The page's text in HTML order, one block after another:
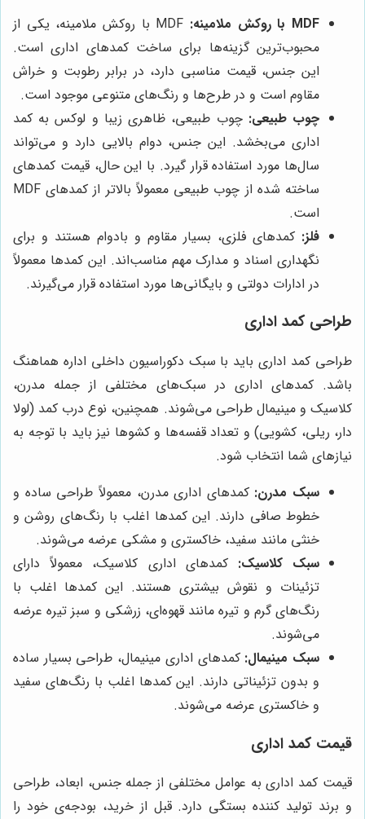
MDF با روکش ملامینه:
MDF با روکش ملامینه، یکی از
محبوب‌ترین گزینه‌ها برای ساخت کمدهای اداری است.
این جنس، قیمت مناسبی دارد، در برابر رطوبت و خراش
مقاوم است و در طرح‌ها و رنگ‌های متنوعی موجود است.
چوب طبیعی: چوب طبیعی، ظاهری زیبا و لوکس به کمد
اداری می‌بخشد. این جنس، دوام بالایی دارد و می‌تواند
سال‌ها مورد استفاده قرار گیرد. با این حال، قیمت کمدهای
ساخته شده از چوب طبیعی معمولاً بالاتر از کمدهای MDF
است.
فلز: کمدهای فلزی، بسیار مقاوم و بادوام هستند و برای
نگهداری اسناد و مدارک مهم مناسب‌اند. این کمدها معمولاً
در ادارات دولتی و بایگانی‌ها مورد استفاده قرار می‌گیرند.
طراحی کمد اداری
طراحی کمد اداری باید با سبک دکوراسیون داخلی اداره هماهنگ
باشد. کمدهای اداری در سبک‌های مختلفی از جمله مدرن،
کلاسیک و مینیمال طراحی می‌شوند. همچنین، نوع درب کمد (لولا
دار، ریلی، کشویی) و تعداد قفسه‌ها و کشوها نیز باید با توجه به
نیازهای شما انتخاب شود.
سبک مدرن: کمدهای اداری مدرن، معمولاً طراحی ساده و
خطوط صافی دارند. این کمدها اغلب با رنگ‌های روشن و
خنثی مانند سفید، خاکستری و مشکی عرضه می‌شوند.
سبک کلاسیک: کمدهای اداری کلاسیک، معمولاً دارای
تزئینات و نقوش بیشتری هستند. این کمدها اغلب با
رنگ‌های گرم و تیره مانند قهوه‌ای، زرشکی و سبز تیره عرضه
می‌شوند.
سبک مینیمال: کمدهای اداری مینیمال، طراحی بسیار ساده
و بدون تزئیناتی دارند. این کمدها اغلب با رنگ‌های سفید
و خاکستری عرضه می‌شوند.
قیمت کمد اداری
قیمت کمد اداری به عوامل مختلفی از جمله جنس، ابعاد، طراحی
و برند تولید کننده بستگی دارد. قبل از خرید، بودجه‌ی خود را